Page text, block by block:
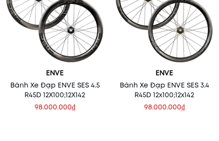
ENVE
Bánh Xe Đạp ENVE SES 4.5
R45D 12X100;12X142
98.000.000₫
ENVE
Bánh Xe Đạp ENVE SES 3.4
R45D 12x100;12x142
98.000.000₫